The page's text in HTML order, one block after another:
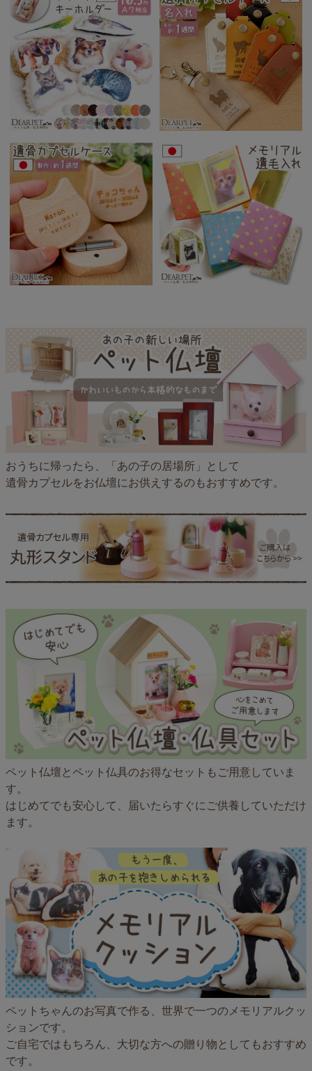
おうちに帰ったら、「あの子の居場所」として
遺骨カプセルをお仏壇にお供えするのもおすすめです。
ペット仏壇とペット仏具のお得なセットもご用意していま
す。
はじめてでも安心して、届いたらすぐにご供養していただけ
ます。
ペットちゃんのお写真で作る、世界で一つのメモリアルクッ
ションです。
ご自宅ではもちろん、大切な方への贈り物としてもおすすめ
です。